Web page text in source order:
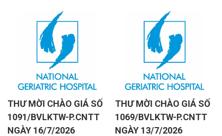
THƯ MỜI CHÀO GIÁ SỐ
1091/BVLKTW-P.CNTT
NGÀY 16/7/2026
THƯ MỜI CHÀO GIÁ SỐ
1069/BVLKTW-P.CNTT
NGÀY 13/7/2026